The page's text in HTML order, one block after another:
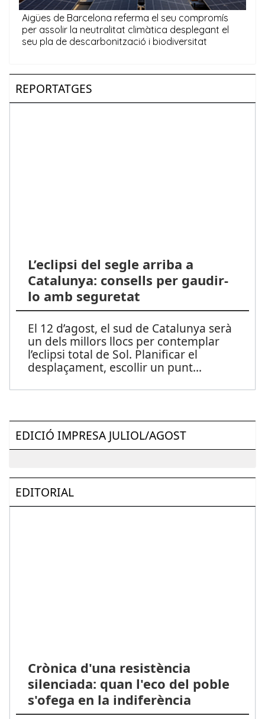
REPORTATGES
L’eclipsi del segle arriba a
Catalunya: consells per gaudir-
lo amb seguretat
El 12 d’agost, el sud de Catalunya serà
un dels millors llocs per contemplar
l’eclipsi total de Sol. Planificar el
desplaçament, escollir un punt...
EDICIÓ IMPRESA JULIOL/AGOST
EDITORIAL
Crònica d'una resistència
silenciada: quan l'eco del poble
s'ofega en la indiferència